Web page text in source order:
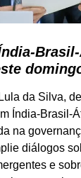
da Silva,
Índia-Brasil-
na
diálogos
e